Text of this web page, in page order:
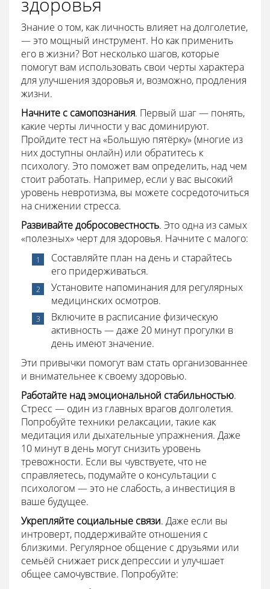
Знание о том, как личность влияет на долголетие,
— это мощный инструмент. Но как применить
его в жизни? Вот несколько шагов, которые
помогут вам использовать свои черты характера
для улучшения здоровья и, возможно, продления
жизни.
Начните с самопознания. Первый шаг — понять,
какие черты личности у вас доминируют.
Пройдите тест на «Большую пятёрку» (многие из
них доступны онлайн) или обратитесь к
психологу. Это поможет вам определить, над чем
стоит работать. Например, если у вас высокий
уровень невротизма, вы можете сосредоточиться
на снижении стресса.
Развивайте добросовестность. Это одна из самых
«полезных» черт для здоровья. Начните с малого:
Составляйте план на день и старайтесь
его придерживаться.
Установите напоминания для регулярных
медицинских осмотров.
Включите в расписание физическую
активность — даже 20 минут прогулки в
день имеют значение.
Эти привычки помогут вам стать организованнее
и внимательнее к своему здоровью.
Работайте над эмоциональной стабильностью.
Стресс — один из главных врагов долголетия.
Попробуйте техники релаксации, такие как
медитация или дыхательные упражнения. Даже
10 минут в день могут снизить уровень
тревожности. Если вы чувствуете, что не
справляетесь, подумайте о консультации с
психологом — это не слабость, а инвестиция в
ваше будущее.
Укрепляйте социальные связи. Даже если вы
интроверт, поддерживайте отношения с
близкими. Регулярное общение с друзьями или
семьёй снижает риск депрессии и улучшает
общее самочувствие. Попробуйте: